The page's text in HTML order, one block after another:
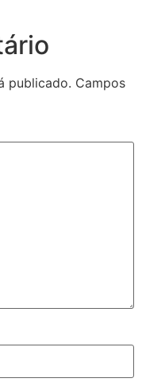
publicado. Campos